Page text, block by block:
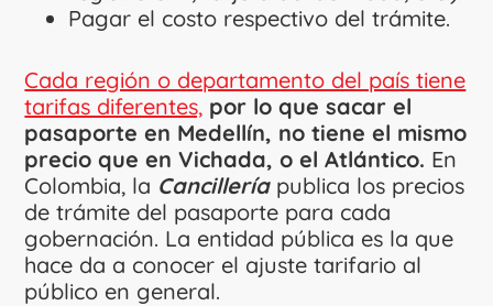
Pagar el costo respectivo del trámite.
Cada región o departamento del país tiene
tarifas diferentes, por lo que sacar el
pasaporte en Medellín, no tiene el mismo
precio que en Vichada, o el Atlántico. En
Colombia, la Cancillería publica los precios
de trámite del pasaporte para cada
gobernación. La entidad pública es la que
hace da a conocer el ajuste tarifario al
público en general.